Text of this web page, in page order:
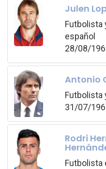
Julen
Futbolista
español
28/08/
Antonio
Futbolista
31/07/
Rodri
Futbolista